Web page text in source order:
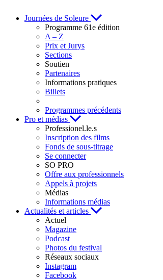
Journées de Soleure
Programme 61e édition
A – Z
Prix et Jurys
Sections
Soutien
Partenaires
Informations pratiques
Billets
Programmes précédents
Pro et médias
Professionel.le.s
Inscription des films
Fonds de sous-titrage
Se connecter
SO PRO
Offre aux professionnels
Appels à projets
Médias
Informations médias
Actualités et articles
Actuel
Magazine
Podcast
Photos du festival
Réseaux sociaux
Instagram
Facebook